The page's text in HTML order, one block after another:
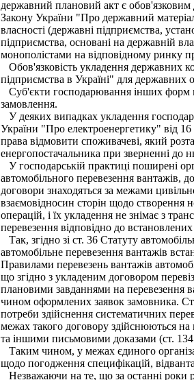
державний плановий акт є обов'язковим
Закону України "Про державний
власності (державні підприємства,
підприємства, основані на державній
монополістами на відповідному ринку
Обов'язковість укладення державних
підприємства в Україні" для державних
Суб'єкти господарювання інших форм
замовлення.
У деяких випадках укладення
України "Про електроенергетику" від
права відмовити споживачеві, який
енергопостачальника при зверненні до
У господарській практиці поширені
автомобільного перевезення вантажів,
договори знаходяться за межами
взаємовідносин сторін щодо створення
операцій, і їх укладення не знімає з
перевезення відповідно до
Так, згідно зі ст. 36 Статуту
автомобільне перевезення вантажів
Правилами перевезень вантажів
що згідно з укладеним договором
плановими завданнями на перевезення
чином оформлених заявок замовника.
потреби здійснення систематичних
межах такого договору здійснюються на
та іншими письмовими доказами (ст.
Таким чином, у межах єдиного
щодо погодження специфікацій,
Незважаючи на те, що за останні роки